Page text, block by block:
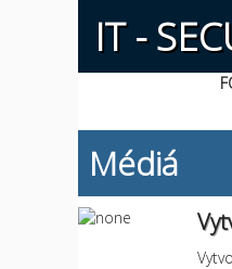
IT -
Médiá